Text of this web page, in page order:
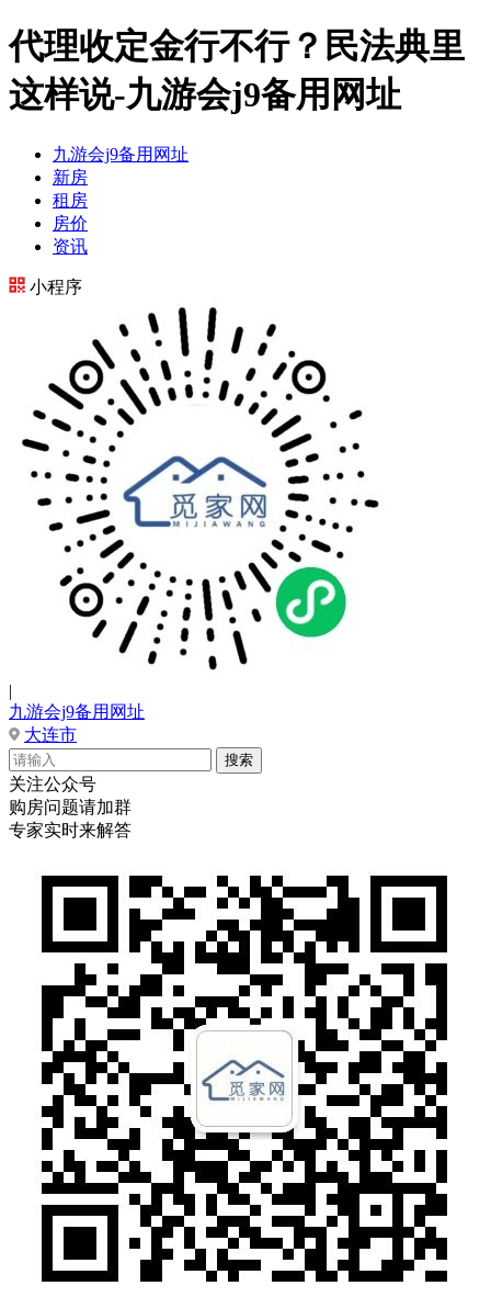
代理收定金行不行？民法典里
这样说-九游会j9备用网址
九游会j9备用网址
新房
租房
房价
资讯
小程序
|
九游会j9备用网址
大连市
关注公众号
购房问题请加群
专家实时来解答